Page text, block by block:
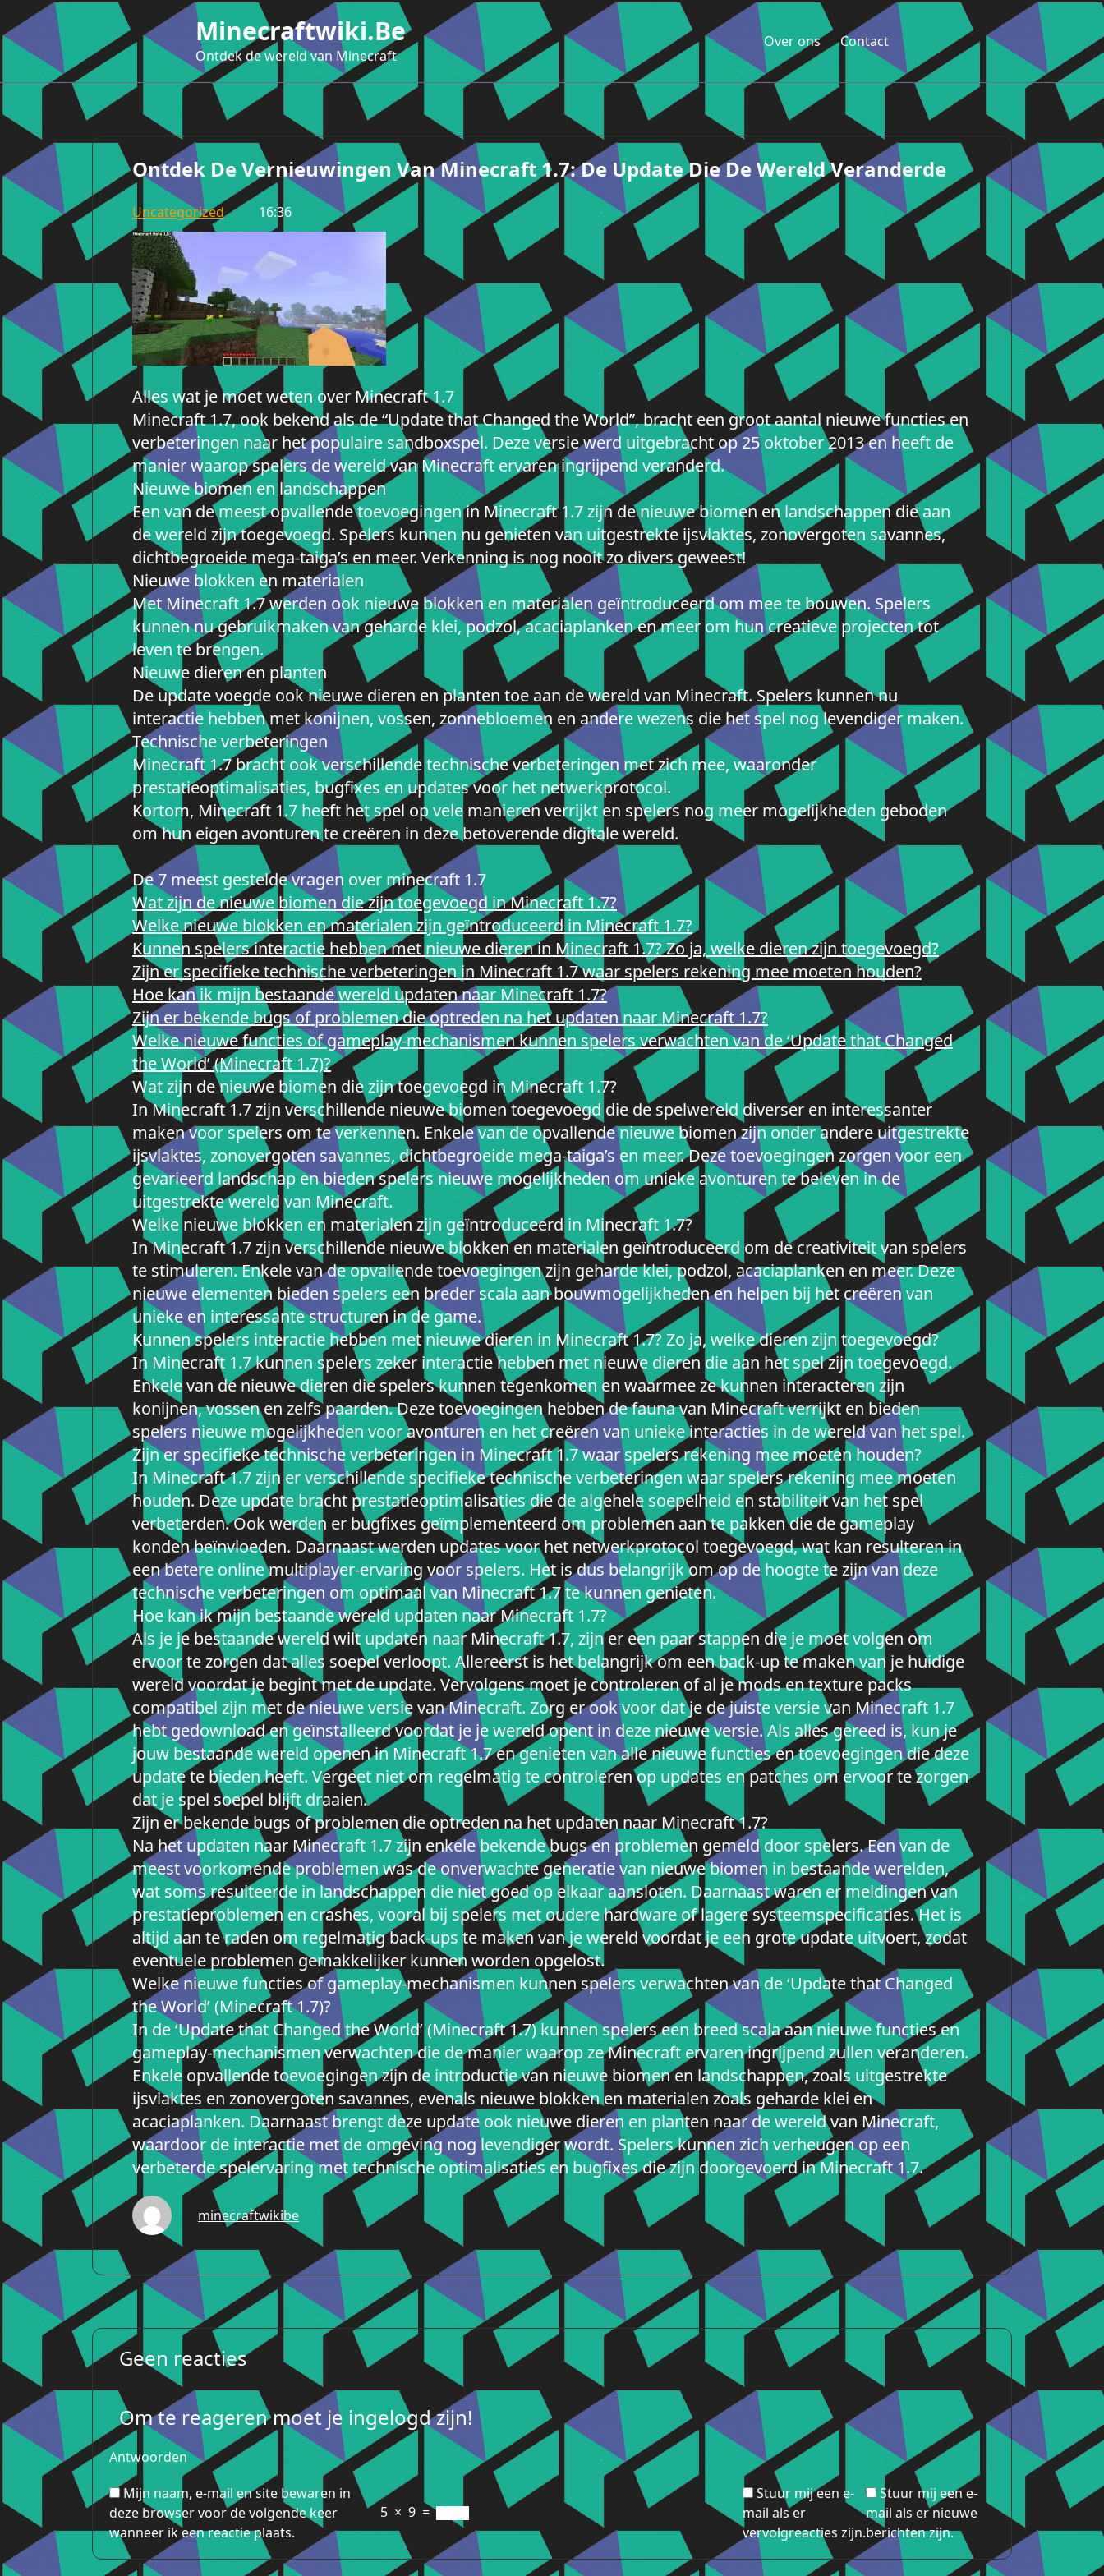
naar
de
inhoud
Minecraftwiki.be
Ontdek de wereld van Minecraft
Over ons Contact
Ontdek De Vernieuwingen Van Minecraft 1.7: De Update Die De Wereld Veranderde
Uncategorized 16:36
Alles wat je moet weten over Minecraft 1.7
Minecraft 1.7, ook bekend als de “Update that Changed the World”, bracht een groot aantal nieuwe functies en
verbeteringen naar het populaire sandboxspel. Deze versie werd uitgebracht op 25 oktober 2013 en heeft de
manier waarop spelers de wereld van Minecraft ervaren ingrijpend veranderd.
Nieuwe biomen en landschappen
Een van de meest opvallende toevoegingen in Minecraft 1.7 zijn de nieuwe biomen en landschappen die aan
de wereld zijn toegevoegd. Spelers kunnen nu genieten van uitgestrekte ijsvlaktes, zonovergoten savannes,
dichtbegroeide mega-taiga’s en meer. Verkenning is nog nooit zo divers geweest!
Nieuwe blokken en materialen
Met Minecraft 1.7 werden ook nieuwe blokken en materialen geïntroduceerd om mee te bouwen. Spelers
kunnen nu gebruikmaken van geharde klei, podzol, acaciaplanken en meer om hun creatieve projecten tot
leven te brengen.
Nieuwe dieren en planten
De update voegde ook nieuwe dieren en planten toe aan de wereld van Minecraft. Spelers kunnen nu
interactie hebben met konijnen, vossen, zonnebloemen en andere wezens die het spel nog levendiger maken.
Technische verbeteringen
Minecraft 1.7 bracht ook verschillende technische verbeteringen met zich mee, waaronder
prestatieoptimalisaties, bugfixes en updates voor het netwerkprotocol.
Kortom, Minecraft 1.7 heeft het spel op vele manieren verrijkt en spelers nog meer mogelijkheden geboden
om hun eigen avonturen te creëren in deze betoverende digitale wereld.
De 7 meest gestelde vragen over minecraft 1.7
Wat zijn de nieuwe biomen die zijn toegevoegd in Minecraft 1.7?
Welke nieuwe blokken en materialen zijn geïntroduceerd in Minecraft 1.7?
Kunnen spelers interactie hebben met nieuwe dieren in Minecraft 1.7? Zo ja, welke dieren zijn toegevoegd?
Zijn er specifieke technische verbeteringen in Minecraft 1.7 waar spelers rekening mee moeten houden?
Hoe kan ik mijn bestaande wereld updaten naar Minecraft 1.7?
Zijn er bekende bugs of problemen die optreden na het updaten naar Minecraft 1.7?
Welke nieuwe functies of gameplay-mechanismen kunnen spelers verwachten van de ‘Update that Changed
the World’ (Minecraft 1.7)?
Wat zijn de nieuwe biomen die zijn toegevoegd in Minecraft 1.7?
In Minecraft 1.7 zijn verschillende nieuwe biomen toegevoegd die de spelwereld diverser en interessanter
maken voor spelers om te verkennen. Enkele van de opvallende nieuwe biomen zijn onder andere uitgestrekte
ijsvlaktes, zonovergoten savannes, dichtbegroeide mega-taiga’s en meer. Deze toevoegingen zorgen voor een
gevarieerd landschap en bieden spelers nieuwe mogelijkheden om unieke avonturen te beleven in de
uitgestrekte wereld van Minecraft.
Welke nieuwe blokken en materialen zijn geïntroduceerd in Minecraft 1.7?
In Minecraft 1.7 zijn verschillende nieuwe blokken en materialen geïntroduceerd om de creativiteit van spelers
te stimuleren. Enkele van de opvallende toevoegingen zijn geharde klei, podzol, acaciaplanken en meer. Deze
nieuwe elementen bieden spelers een breder scala aan bouwmogelijkheden en helpen bij het creëren van
unieke en interessante structuren in de game.
Kunnen spelers interactie hebben met nieuwe dieren in Minecraft 1.7? Zo ja, welke dieren zijn toegevoegd?
In Minecraft 1.7 kunnen spelers zeker interactie hebben met nieuwe dieren die aan het spel zijn toegevoegd.
Enkele van de nieuwe dieren die spelers kunnen tegenkomen en waarmee ze kunnen interacteren zijn
konijnen, vossen en zelfs paarden. Deze toevoegingen hebben de fauna van Minecraft verrijkt en bieden
spelers nieuwe mogelijkheden voor avonturen en het creëren van unieke interacties in de wereld van het spel.
Zijn er specifieke technische verbeteringen in Minecraft 1.7 waar spelers rekening mee moeten houden?
In Minecraft 1.7 zijn er verschillende specifieke technische verbeteringen waar spelers rekening mee moeten
houden. Deze update bracht prestatieoptimalisaties die de algehele soepelheid en stabiliteit van het spel
verbeterden. Ook werden er bugfixes geïmplementeerd om problemen aan te pakken die de gameplay
konden beïnvloeden. Daarnaast werden updates voor het netwerkprotocol toegevoegd, wat kan resulteren in
een betere online multiplayer-ervaring voor spelers. Het is dus belangrijk om op de hoogte te zijn van deze
technische verbeteringen om optimaal van Minecraft 1.7 te kunnen genieten.
Hoe kan ik mijn bestaande wereld updaten naar Minecraft 1.7?
Als je je bestaande wereld wilt updaten naar Minecraft 1.7, zijn er een paar stappen die je moet volgen om
ervoor te zorgen dat alles soepel verloopt. Allereerst is het belangrijk om een back-up te maken van je huidige
wereld voordat je begint met de update. Vervolgens moet je controleren of al je mods en texture packs
compatibel zijn met de nieuwe versie van Minecraft. Zorg er ook voor dat je de juiste versie van Minecraft 1.7
hebt gedownload en geïnstalleerd voordat je je wereld opent in deze nieuwe versie. Als alles gereed is, kun je
jouw bestaande wereld openen in Minecraft 1.7 en genieten van alle nieuwe functies en toevoegingen die deze
update te bieden heeft. Vergeet niet om regelmatig te controleren op updates en patches om ervoor te zorgen
dat je spel soepel blijft draaien.
Zijn er bekende bugs of problemen die optreden na het updaten naar Minecraft 1.7?
Na het updaten naar Minecraft 1.7 zijn enkele bekende bugs en problemen gemeld door spelers. Een van de
meest voorkomende problemen was de onverwachte generatie van nieuwe biomen in bestaande werelden,
wat soms resulteerde in landschappen die niet goed op elkaar aansloten. Daarnaast waren er meldingen van
prestatieproblemen en crashes, vooral bij spelers met oudere hardware of lagere systeemspecificaties. Het is
altijd aan te raden om regelmatig back-ups te maken van je wereld voordat je een grote update uitvoert, zodat
eventuele problemen gemakkelijker kunnen worden opgelost.
Welke nieuwe functies of gameplay-mechanismen kunnen spelers verwachten van de ‘Update that Changed
the World’ (Minecraft 1.7)?
In de ‘Update that Changed the World’ (Minecraft 1.7) kunnen spelers een breed scala aan nieuwe functies en
gameplay-mechanismen verwachten die de manier waarop ze Minecraft ervaren ingrijpend zullen veranderen.
Enkele opvallende toevoegingen zijn de introductie van nieuwe biomen en landschappen, zoals uitgestrekte
ijsvlaktes en zonovergoten savannes, evenals nieuwe blokken en materialen zoals geharde klei en
acaciaplanken. Daarnaast brengt deze update ook nieuwe dieren en planten naar de wereld van Minecraft,
waardoor de interactie met de omgeving nog levendiger wordt. Spelers kunnen zich verheugen op een
verbeterde spelervaring met technische optimalisaties en bugfixes die zijn doorgevoerd in Minecraft 1.7.
minecraftwikibe
Geen reacties
Om te reageren moet je ingelogd zijn!
Antwoorden
Mijn naam, e-mail en site bewaren in
deze browser voor de volgende keer
wanneer ik een reactie plaats.
5 × 9 =
Stuur mij een e-
mail als er
vervolgreacties zijn.
Stuur mij een e-
mail als er nieuwe
berichten zijn.